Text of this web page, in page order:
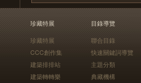
珍藏特展
珍藏特展
CCC創作集
建築排排站
建築轉轉樂
目錄導覽
聯合目錄
快速關鍵詞導覽
主題分類
典藏機構